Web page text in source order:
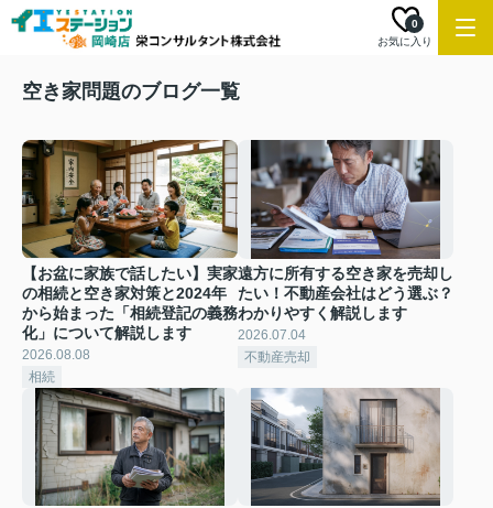
お気に入り
0
空き家問題のブログ一覧
【お盆に家族で話したい】実家
の相続と空き家対策と2024年
から始まった「相続登記の義務
化」について解説します
2026.08.08
相続
遠方に所有する空き家を売却し
たい！不動産会社はどう選ぶ？
わかりやすく解説します
2026.07.04
不動産売却